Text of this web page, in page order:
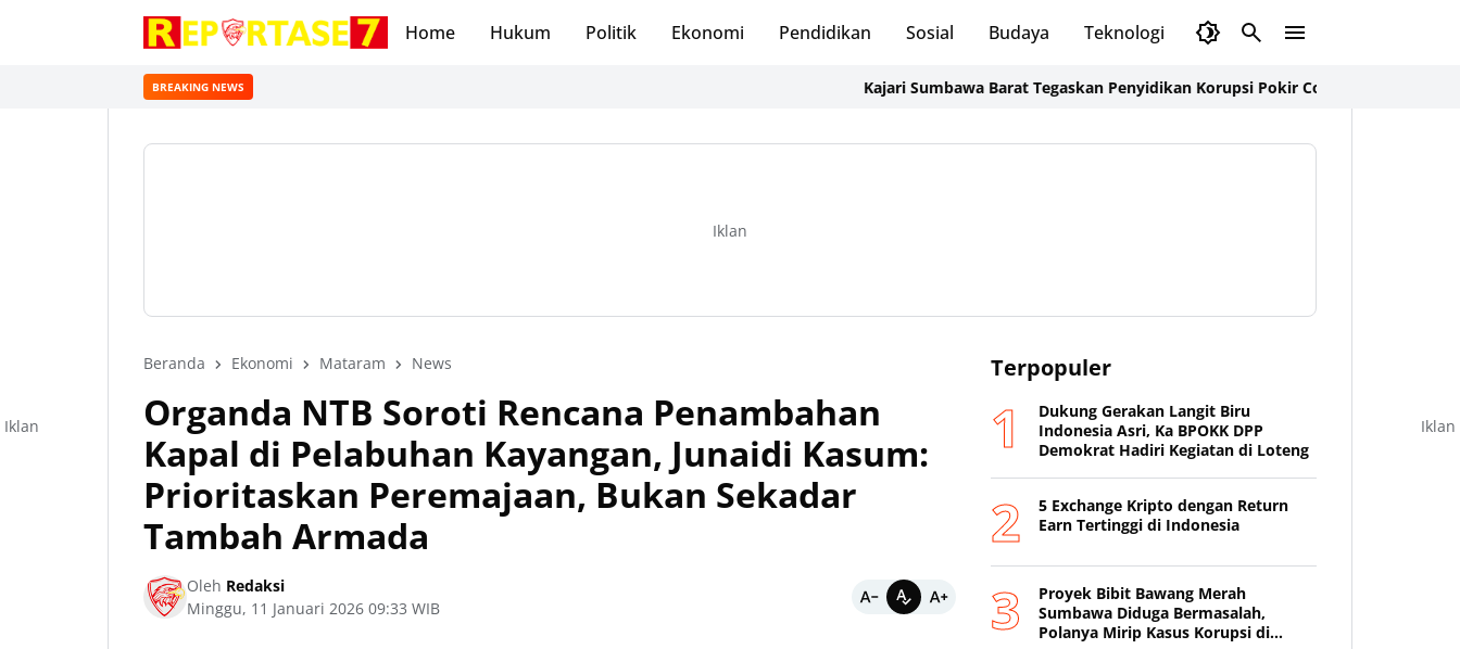
Home Hukum Politik Ekonomi Pendidikan Sosial Budaya Teknologi Olahraga
BREAKING NEWS Kajari Sumbawa Barat Tegaskan Penyidikan Korupsi Pokir Combine Tetap Berjalan,
Iklan
Beranda Ekonomi Mataram News
Organda NTB Soroti Rencana Penambahan
Kapal di Pelabuhan Kayangan, Junaidi Kasum:
Prioritaskan Peremajaan, Bukan Sekadar
Tambah Armada
Oleh Redaksi
Minggu, 11 Januari 2026 09:33 WIB
Terpopuler
Dukung Gerakan Langit Biru
Indonesia Asri, Ka BPOKK DPP
Demokrat Hadiri Kegiatan di Loteng
5 Exchange Kripto dengan Return
Earn Tertinggi di Indonesia
Proyek Bibit Bawang Merah
Sumbawa Diduga Bermasalah,
Polanya Mirip Kasus Korupsi di
Iklan Iklan